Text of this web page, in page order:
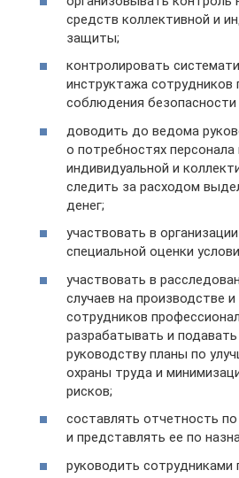
средств коллективной и
защиты;
контролировать
инструктажа сотрудников
соблюдения
доводить до ведома
о потребностях персонала
индивидуальной и
следить за расходом
денег;
участвовать в
специальной оценки
участвовать в
случаев на производстве
сотрудников
разрабатывать и
руководству планы по
охраны труда и
рисков;
составлять отчетность
и представлять ее по
руководить сотрудниками